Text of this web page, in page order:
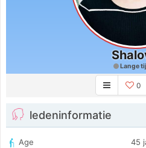
Lange
0
ledeninformatie
Age
45